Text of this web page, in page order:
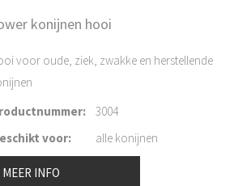
konijnen hooi
voor oude, ziek, zwakke en herstellende
:
3004
voor: alle konijnen
MEER INFO